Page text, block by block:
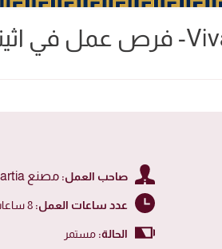
صاحب العمل: مصنع Vivartia
عدد ساعات العمل:
الحالة: مستمر